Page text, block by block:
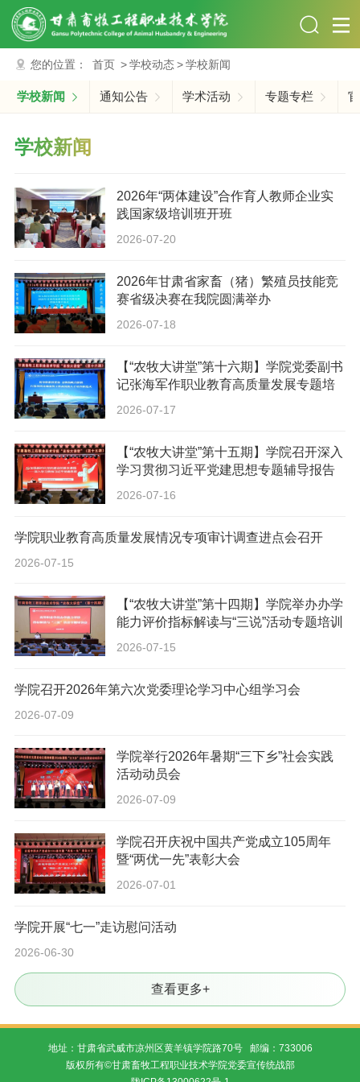
您的位置： 首页 >学校动态>学校新闻
学校新闻 通知公告 学术活动 专题专栏
学校新闻
2026年“两体建设”合作育人教师企业实
践国家级培训班开班
2026-07-20
2026年甘肃省家畜（猪）繁殖员技能竞
赛省级决赛在我院圆满举办
2026-07-18
【“农牧大讲堂”第十六期】学院党委副书
记张海军作职业教育高质量发展专题培
2026-07-17
【“农牧大讲堂”第十五期】学院召开深入
学习贯彻习近平党建思想专题辅导报告
2026-07-16
学院职业教育高质量发展情况专项审计调查进点会召开
2026-07-15
【“农牧大讲堂”第十四期】学院举办办学
能力评价指标解读与“三说”活动专题培训
2026-07-15
学院召开2026年第六次党委理论学习中心组学习会
2026-07-09
学院举行2026年暑期“三下乡”社会实践
活动动员会
2026-07-09
学院召开庆祝中国共产党成立105周年
暨“两优一先”表彰大会
2026-07-01
学院开展“七一”走访慰问活动
2026-06-30
查看更多+
地址：甘肃省武威市凉州区黄羊镇学院路70号 邮编：733006
版权所有©甘肃畜牧工程职业技术学院党委宣传统战部